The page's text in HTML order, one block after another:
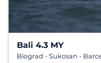
Bali 4.3 MY
Biograd - Sukosan -